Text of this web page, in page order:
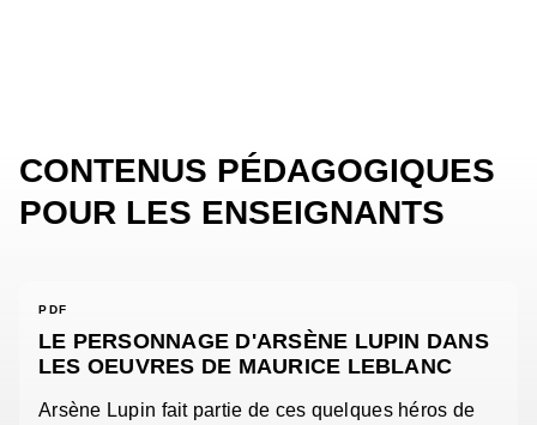
CONTENUS PÉDAGOGIQUES
POUR LES ENSEIGNANTS
PDF
LE PERSONNAGE D'ARSÈNE LUPIN DANS
LES OEUVRES DE MAURICE LEBLANC
Arsène Lupin fait partie de ces quelques héros de